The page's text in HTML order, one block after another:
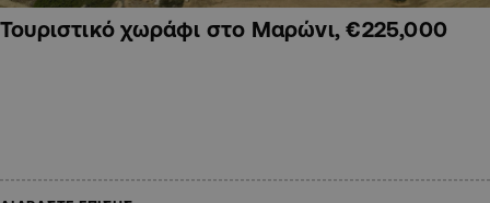
Τουριστικό χωράφι στο Μαρώνι, €225,000